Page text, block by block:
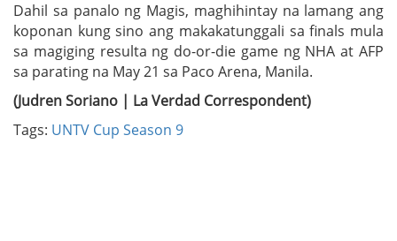
Dahil sa panalo ng Magis, maghihintay na lamang ang
koponan kung sino ang makakatunggali sa finals mula
sa magiging resulta ng do-or-die game ng NHA at AFP
sa parating na May 21 sa Paco Arena, Manila.
(Judren Soriano | La Verdad Correspondent)
Tags: UNTV Cup Season 9